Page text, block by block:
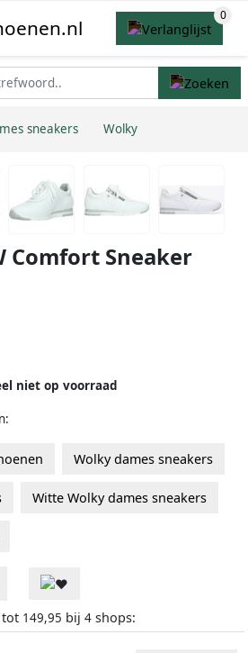
sneakers Wolky
Comfort Sneaker
niet op voorraad
Wolky dames sneakers
Witte Wolky dames sneakers
tot 149,95 bij 4 shops: